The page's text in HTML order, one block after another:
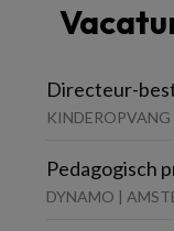
Directeur-
KINDEROPVANG
Pedagogisch
DYNAMO |